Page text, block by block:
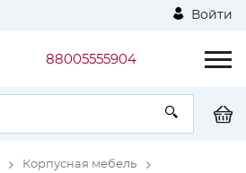
Войти
88005555904
Корпусная мебель